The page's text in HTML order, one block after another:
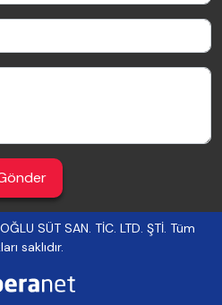
SÜT SAN. TİC. LTD. ŞTİ. Tüm
saklıdır.